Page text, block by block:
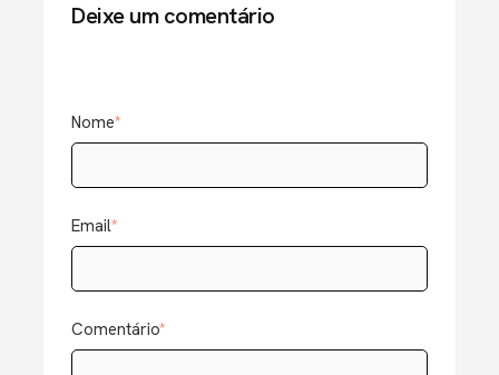
Deixe um comentário
Nome*
Email*
Comentário*